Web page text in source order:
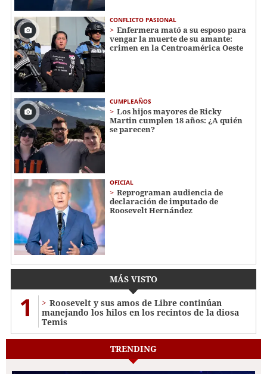
CONFLICTO PASIONAL
Enfermera mató a su esposo para
vengar la muerte de su amante:
crimen en la Centroamérica Oeste
CUMPLEAÑOS
Los hijos mayores de Ricky
Martin cumplen 18 años: ¿A quién
se parecen?
OFICIAL
Reprograman audiencia de
declaración de imputado de
Roosevelt Hernández
MÁS VISTO
1
Roosevelt y sus amos de Libre continúan
manejando los hilos en los recintos de la diosa
Temis
TRENDING